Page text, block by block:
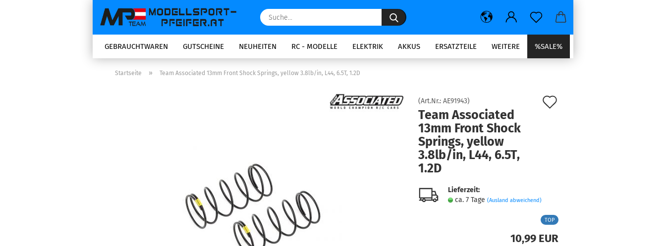
Suche...
GEBRAUCHTWAREN GUTSCHEINE NEUHEITEN RC - MODELLE ELEKTRIK AKKUS ERSATZTEILE %SALE%
WEITERE
Startseite » Team Associated 13mm Front Shock Springs, yellow 3.8lb/in, L44, 6.5T, 1.2D
(Art.Nr.: AE91943)
Team Associated
13mm Front Shock
Springs, yellow
3.8lb/in, L44, 6.5T,
1.2D
Lieferzeit:
ca. 7 Tage (Ausland abweichend)
TOP
10,99 EUR